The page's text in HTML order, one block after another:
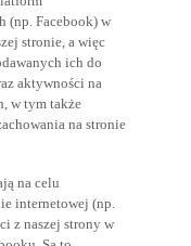
(np. Facebook) w
stronie, a więc
ich do
aktywności na
w tym także
na stronie
na celu
internetowej (np.
z naszej strony w
Są to